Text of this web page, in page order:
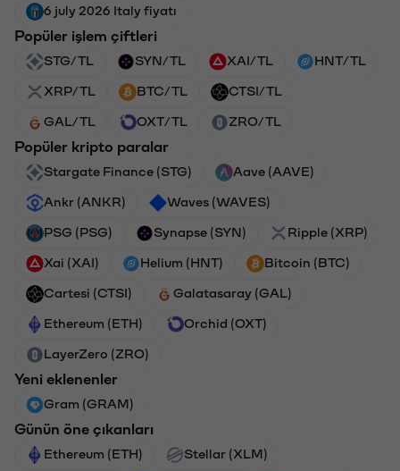
6 july 2026 Italy fiyatı
Popüler işlem çiftleri
STG/TL SYN/TL XAI/TL HNT/TL
XRP/TL BTC/TL CTSI/TL
GAL/TL OXT/TL ZRO/TL
Popüler kripto paralar
Stargate Finance (STG) Aave (AAVE)
Ankr (ANKR) Waves (WAVES)
PSG (PSG) Synapse (SYN) Ripple (XRP)
Xai (XAI) Helium (HNT) Bitcoin (BTC)
Cartesi (CTSI) Galatasaray (GAL)
Ethereum (ETH) Orchid (OXT)
LayerZero (ZRO)
Yeni eklenenler
Gram (GRAM)
Günün öne çıkanları
Ethereum (ETH) Stellar (XLM)